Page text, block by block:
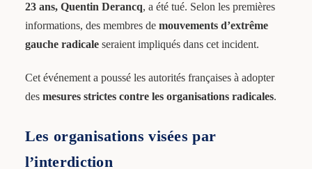
23 ans, Quentin Derancq, a été tué. Selon les premières
informations, des membres de mouvements d’extrême
gauche radicaleseraient impliqués dans cet incident.
Cet événement a poussé les autorités françaises à adopter
des mesures strictes contre les organisations radicales.
Les organisations visées par
l’interdiction